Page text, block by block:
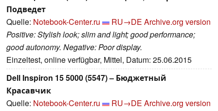
Подведет
Quelle: Notebook-Center.ru RU→DE Archive.org version
Positive: Stylish look; slim and light; good performance;
good autonomy. Negative: Poor display.
Einzeltest, online verfügbar, Mittel, Datum: 25.06.2015
Dell Inspiron 15 5000 (5547) – Бюджетный
Красавчик
Quelle: Notebook-Center.ru RU→DE Archive.org version